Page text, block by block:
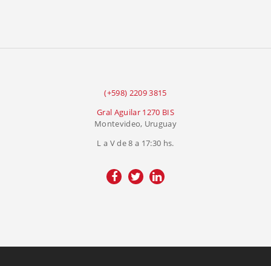
(+598) 2209 3815
Gral Aguilar 1270 BIS
Montevideo, Uruguay
L a V de 8 a 17:30 hs.